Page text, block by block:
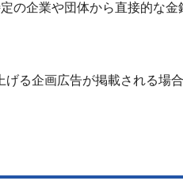
の企業や団体から直接的な
る企画広告が掲載される場